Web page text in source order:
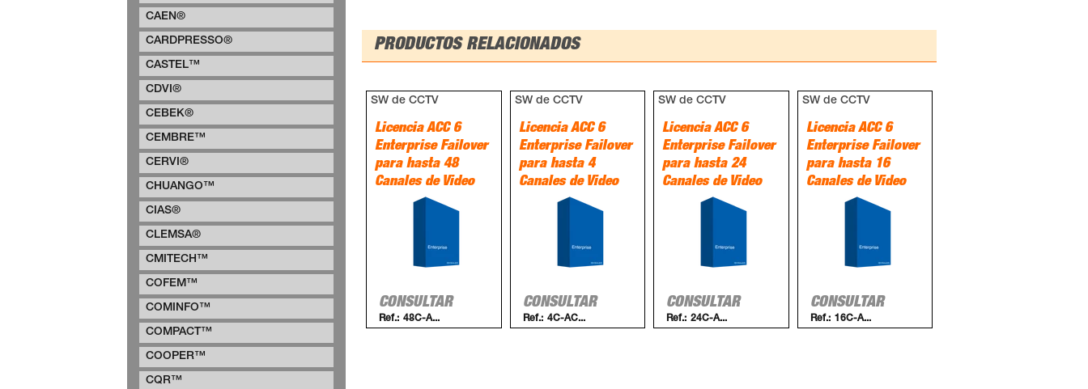
CAEN®
CARDPRESSO®
CASTEL™
CDVI®
CEBEK®
CEMBRE™
CERVI®
CHUANGO™
CIAS®
CLEMSA®
CMITECH™
COFEM™
COMINFO™
COMPACT™
COOPER™
CQR™
PRODUCTOS RELACIONADOS
SW de CCTV
Licencia ACC 6
Enterprise Failover
para hasta 48
Canales de Video
CONSULTAR
Ref.: 48C-A...
SW de CCTV
Licencia ACC 6
Enterprise Failover
para hasta 4
Canales de Video
CONSULTAR
Ref.: 4C-AC...
SW de CCTV
Licencia ACC 6
Enterprise Failover
para hasta 24
Canales de Video
CONSULTAR
Ref.: 24C-A...
SW de CCTV
Licencia ACC 6
Enterprise Failover
para hasta 16
Canales de Video
CONSULTAR
Ref.: 16C-A...